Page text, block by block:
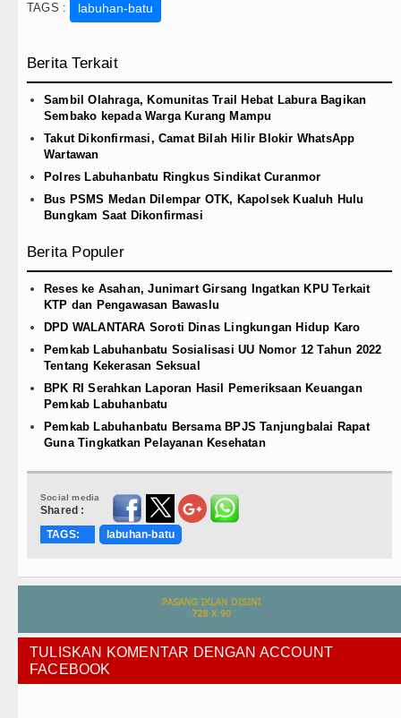
TAGS : labuhan-batu
Berita Terkait
Sambil Olahraga, Komunitas Trail Hebat Labura Bagikan
Sembako kepada Warga Kurang Mampu
Takut Dikonfirmasi, Camat Bilah Hilir Blokir WhatsApp
Wartawan
Polres Labuhanbatu Ringkus Sindikat Curanmor
Bus PSMS Medan Dilempar OTK, Kapolsek Kualuh Hulu
Bungkam Saat Dikonfirmasi
Berita Populer
Reses ke Asahan, Junimart Girsang Ingatkan KPU Terkait
KTP dan Pengawasan Bawaslu
DPD WALANTARA Soroti Dinas Lingkungan Hidup Karo
Pemkab Labuhanbatu Sosialisasi UU Nomor 12 Tahun 2022
Tentang Kekerasan Seksual
BPK RI Serahkan Laporan Hasil Pemeriksaan Keuangan
Pemkab Labuhanbatu
Pemkab Labuhanbatu Bersama BPJS Tanjungbalai Rapat
Guna Tingkatkan Pelayanan Kesehatan
Social media
Shared :
TAGS:
labuhan-batu
TULISKAN KOMENTAR DENGAN ACCOUNT
FACEBOOK